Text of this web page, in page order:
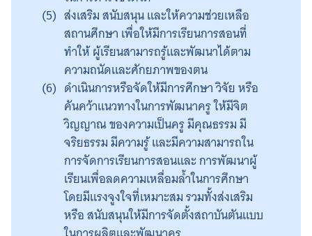
ส่งเสริม สนับสนุน และให้ความช่วยเหลือ
สถานศึกษา เพื่อให้มีการเรียนการสอนที่
ทำให้ ผู้เรียนสามารถรู้และพัฒนาได้ตาม
ความถนัดและศักยภาพของตน
ดำเนินการหรือจัดให้มีการศึกษา วิจัย หรือ
คันคว้าแนวทางในการพัฒนาครู ให้มีจิต
วิญญาณ ของความเป็นครู มีคุณธรรม มี
จริยธรรม มีความรู้ และมีความสามารถใน
การจัดการเรียนการสอนและ การพัฒนาผู้
เรียนเพื่อลดความเหลื่อมล้ำในการศึกษา
โดยมีแรงจูงใจที่เหมาะสม รวมทั้งส่งเสริม
หรือ สนับสนุนให้มีการจัดตั้งสถาบันตันแบบ